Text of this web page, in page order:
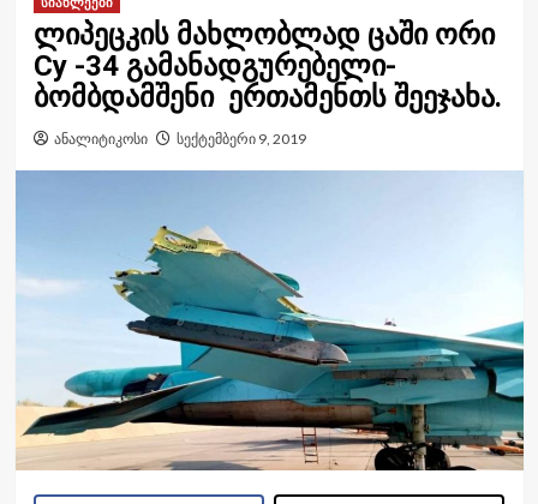
ლიპეცკის მახლობლად ცაში ორი
Cy -34 გამანადგურებელი-
ბომბდამშენი ერთამენთს შეეჯახა.
ანალიტიკოსი სექტემბერი 9, 2019